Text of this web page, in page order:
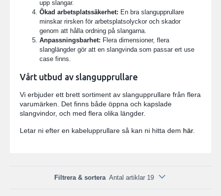
upp slangar.
Ökad arbetsplatssäkerhet: En bra slangupprullare
minskar rirsken för arbetsplatsolyckor och skador
genom att hålla ordning på slangarna.
Anpassningsbarhet: Flera dimensioner, flera
slanglängder gör att en slangvinda som passar ert use
case finns.
Vårt utbud av slangupprullare
Vi erbjuder ett brett sortiment av slangupprullare från flera
varumärken. Det finns både öppna och kapslade
slangvindor, och med flera olika längder.
Letar ni efter en kabelupprullare så kan ni hitta dem här.
Filtrera & sortera Antal artiklar 19